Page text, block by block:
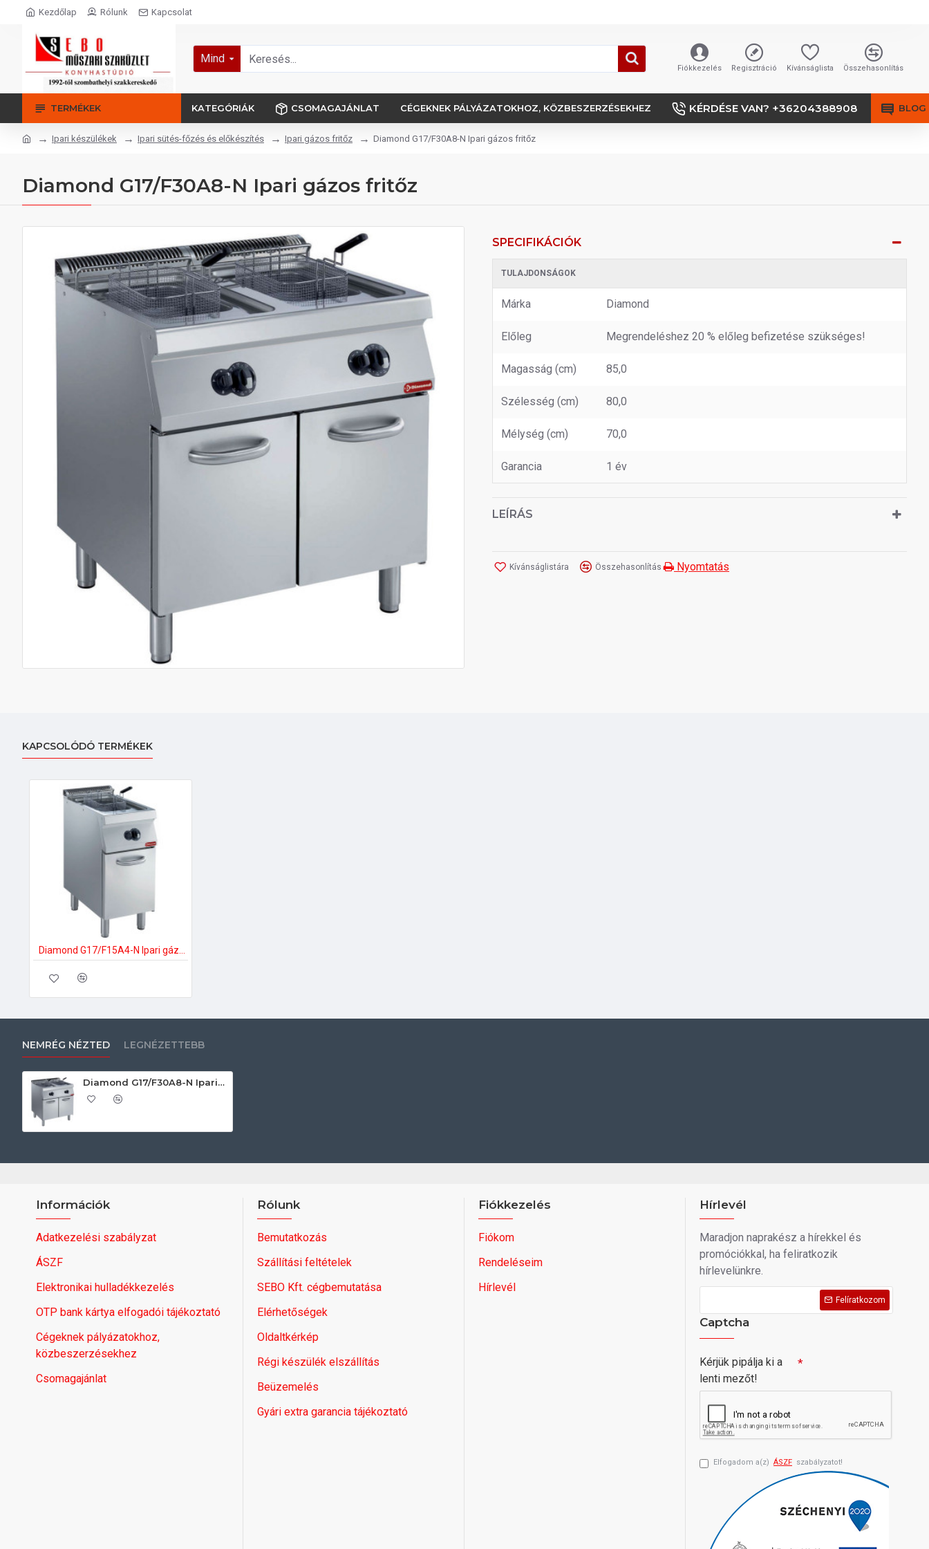
Kezdőlap Rólunk Kapcsolat
Mind
Fiókkezelés Regisztráció Kívánságlista Összehasonlítás
TERMÉKEK KATEGÓRIÁK CSOMAGAJÁNLAT CÉGEKNEK PÁLYÁZATOKHOZ, KÖZBESZERZÉSEKHEZ KÉRDÉSE VAN? +36204388908 BLOG
Ipari készülékek Ipari sütés-főzés és előkészítés Ipari gázos fritőz Diamond G17/F30A8-N Ipari gázos fritőz
Diamond G17/F30A8-N Ipari gázos fritőz
SPECIFIKÁCIÓK
TULAJDONSÁGOK
Márka Diamond
Előleg Megrendeléshez 20 % előleg befizetése szükséges!
Magasság (cm) 85,0
Szélesség (cm) 80,0
Mélység (cm) 70,0
Garancia 1 év
LEÍRÁS
Kívánságlistára Összehasonlítás Nyomtatás
KAPCSOLÓDÓ TERMÉKEK
NEMRÉG NÉZTED LEGNÉZETTEBB
Diamond G17/F30A8-N Ipari gázos fritőz
Információk
Adatkezelési szabályzat
ÁSZF
Elektronikai hulladékkezelés
OTP bank kártya elfogadói tájékoztató
Cégeknek pályázatokhoz,
közbeszerzésekhez
Csomagajánlat
Rólunk
Bemutatkozás
Szállítási feltételek
SEBO Kft. cégbemutatása
Elérhetőségek
Oldaltkérkép
Régi készülék elszállítás
Beüzemelés
Gyári extra garancia tájékoztató
Fiókkezelés
Fiókom
Rendeléseim
Hírlevél
Hírlevél
Maradjon naprakész a hírekkel és
promóciókkal, ha feliratkozik
hírlevelünkre.
Felíratkozom
Captcha
Kérjük pipálja ki a
lenti mezőt!
Elfogadom a(z) ÁSZF szabályzatot!